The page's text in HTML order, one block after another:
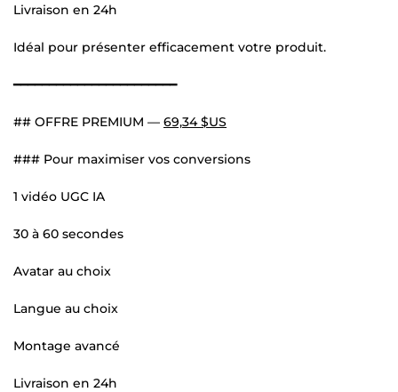
Livraison en 24h
Idéal pour présenter efficacement votre produit.
━━━━━━━━━━━━━━━━━━━━━━━
## OFFRE PREMIUM — 69,34 $US
### Pour maximiser vos conversions
1 vidéo UGC IA
30 à 60 secondes
Avatar au choix
Langue au choix
Montage avancé
Livraison en 24h